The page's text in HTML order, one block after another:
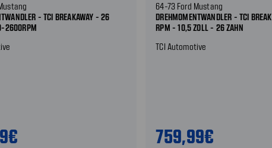
- TCI BREAKAWAY - 26
2600RPM
64-73 Ford Mustang
DREHMOMENTWANDLER - TCI
RPM - 10,5 ZOLL - 26 ZAHN
TCI Automotive
759,99€